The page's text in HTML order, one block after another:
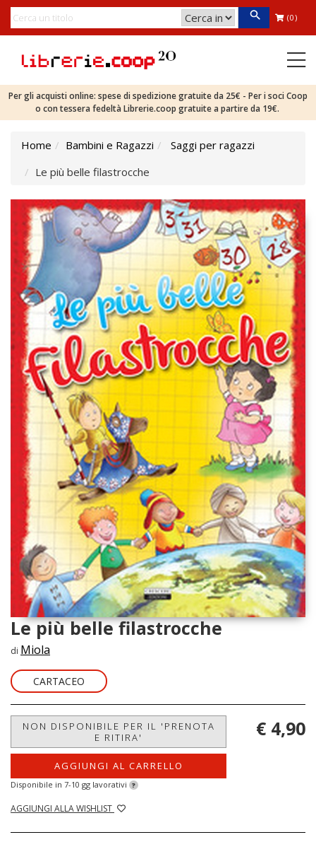
(0)
Per gli acquisti online: spese di spedizione gratuite da 25€ - Per i soci Coop
o con tessera fedeltà Librerie.coop gratuite a partire da 19€.
Home Bambini e Ragazzi
Saggi per ragazzi
Le più belle filastrocche
Le più belle filastrocche
di Miola
CARTACEO
NON DISPONIBILE PER IL 'PRENOTA
E RITIRA'
AGGIUNGI AL CARRELLO
Disponibile in 7-10 gg lavorativi ?
AGGIUNGI ALLA WISHLIST
€ 4,90